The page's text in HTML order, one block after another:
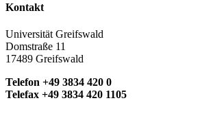
Kontakt
Universität Greifswald
Domstraße 11
17489 Greifswald
Telefon +49 3834 420 0
Telefax +49 3834 420 1105